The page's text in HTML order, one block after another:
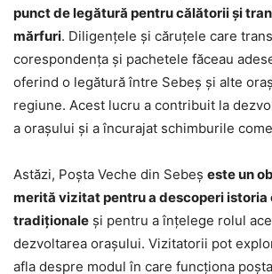
punct de legătură pentru călătorii și
mărfuri. Diligențele și căruțele care
corespondența și pachetele făceau
oferind o legătură între Sebeș și alte
regiune. Acest lucru a contribuit la
a orașului și a încurajat schimburile
Astăzi, Poșta Veche din Sebeș este un
merită vizitat pentru a descoperi istoria
tradiționale și pentru a înțelege rolul
dezvoltarea orașului. Vizitatorii pot
afla despre modul în care funcționa